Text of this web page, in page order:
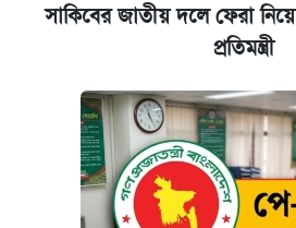
সাকিবের জাতীয় দলে ফেরা
প্রতিমন্ত্রী